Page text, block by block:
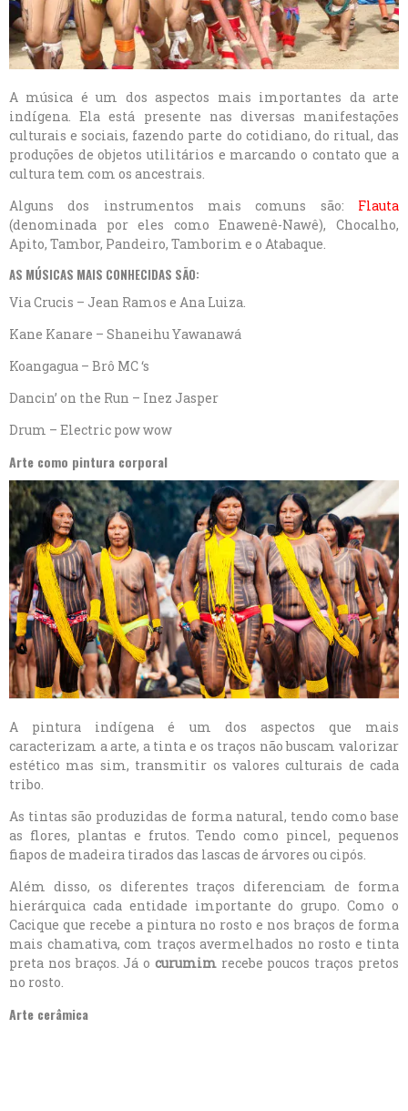
A música é um dos aspectos mais importantes da arte
indígena. Ela está presente nas diversas manifestações
culturais e sociais, fazendo parte do cotidiano, do ritual, das
produções de objetos utilitários e marcando o contato que a
cultura tem com os ancestrais.
Alguns dos instrumentos mais comuns são: Flauta
(denominada por eles como Enawenê-Nawê), Chocalho,
Apito, Tambor, Pandeiro, Tamborim e o Atabaque.
AS MÚSICAS MAIS CONHECIDAS SÃO:
Via Crucis – Jean Ramos e Ana Luiza.
Kane Kanare – Shaneihu Yawanawá
Koangagua – Brô MC ‘s
Dancin’ on the Run – Inez Jasper
Drum – Electric pow wow
Arte como pintura corporal
A pintura indígena é um dos aspectos que mais
caracterizam a arte, a tinta e os traços não buscam valorizar
estético mas sim, transmitir os valores culturais de cada
tribo.
As tintas são produzidas de forma natural, tendo como base
as flores, plantas e frutos. Tendo como pincel, pequenos
fiapos de madeira tirados das lascas de árvores ou cipós.
Além disso, os diferentes traços diferenciam de forma
hierárquica cada entidade importante do grupo. Como o
Cacique que recebe a pintura no rosto e nos braços de forma
mais chamativa, com traços avermelhados no rosto e tinta
preta nos braços. Já o curumim recebe poucos traços pretos
no rosto.
Arte cerâmica